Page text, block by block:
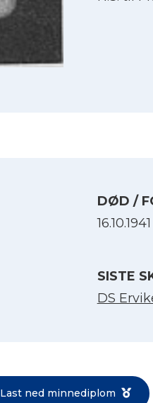
DØD /
16.10.1941
SISTE
DS
Last ned minnediplom